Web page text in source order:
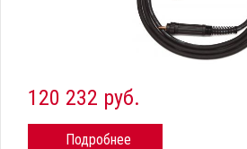
120 232 руб.
Подробнее